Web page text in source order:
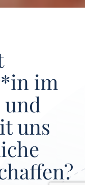
im
uns